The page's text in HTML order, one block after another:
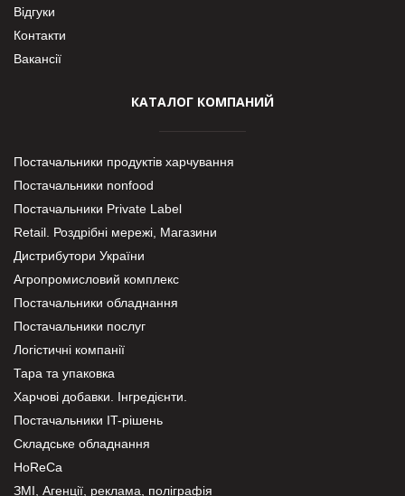
Відгуки
Контакти
Вакансії
КАТАЛОГ КОМПАНИЙ
Постачальники продуктів харчування
Постачальники nonfood
Постачальники Private Label
Retail. Роздрібні мережі, Магазини
Дистрибутори України
Агропромисловий комплекс
Постачальники обладнання
Постачальники послуг
Логістичні компанії
Тара та упаковка
Харчові добавки. Інгредієнти.
Постачальники IT-рішень
Складське обладнання
HoReCa
ЗМІ, Агенції, реклама, поліграфія